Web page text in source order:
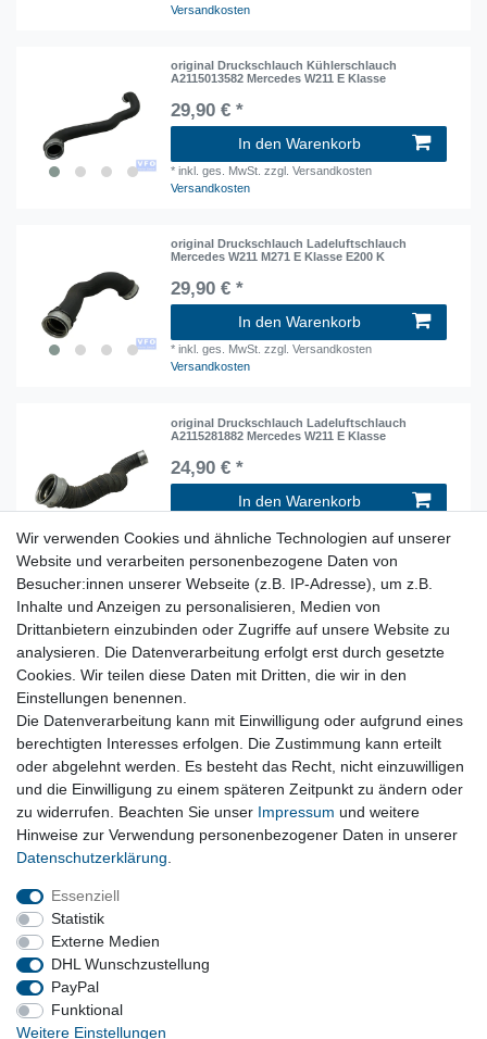
Versandkosten
original Druckschlauch Kühlerschlauch
A2115013582 Mercedes W211 E Klasse
29,90 € *
In den Warenkorb
*inkl. ges. MwSt. zzgl. Versandkosten
Versandkosten
original Druckschlauch Ladeluftschlauch
Mercedes W211 M271 E Klasse E200 K
29,90 € *
In den Warenkorb
*inkl. ges. MwSt. zzgl. Versandkosten
Versandkosten
original Druckschlauch Ladeluftschlauch
A2115281882 Mercedes W211 E Klasse
24,90 € *
In den Warenkorb
Versandkosten
Mercedes W211 E Klasse Armaturenbrett
schwarz original Instrumententafel
139,95 € *
In den Warenkorb
*inkl. ges. MwSt.
Versandkosten
Vertrag widerrufen
Impressum
Barrierefreiheitserklärung
Vertrag widerrufen
Wir verwenden Cookies und ähnliche Technologien auf unserer
Website und verarbeiten personenbezogene Daten von
Besucher:innen unserer Webseite (z.B. IP-Adresse), um z.B.
Inhalte und Anzeigen zu personalisieren, Medien von
Drittanbietern einzubinden oder Zugriffe auf unsere Website zu
analysieren. Die Datenverarbeitung erfolgt erst durch gesetzte
Cookies. Wir teilen diese Daten mit Dritten, die wir in den
Einstellungen benennen.
Die Datenverarbeitung kann mit Einwilligung oder aufgrund eines
berechtigten Interesses erfolgen. Die Zustimmung kann erteilt
oder abgelehnt werden. Es besteht das Recht, nicht einzuwilligen
und die Einwilligung zu einem späteren Zeitpunkt zu ändern oder
zu widerrufen. Beachten Sie unser Impressum und weitere
Hinweise zur Verwendung personenbezogener Daten in unserer
Daten­schutz­erklärung
Essenziell
Statistik
Externe Medien
DHL Wunschzustellung
PayPal
Funktional
Weitere Einstellungen